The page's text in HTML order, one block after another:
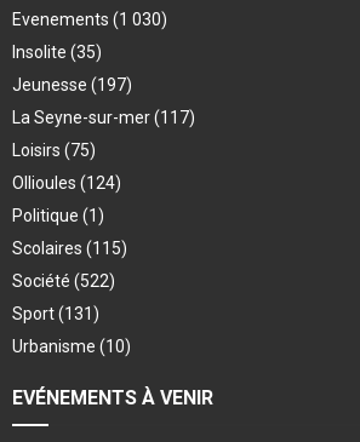
Evenements (1 030)
Insolite (35)
Jeunesse (197)
La Seyne-sur-mer(117)
Loisirs (75)
Ollioules (124)
Politique (1)
Scolaires (115)
Société (522)
Sport(131)
Urbanisme (10)
EVÉNEMENTS À VENIR